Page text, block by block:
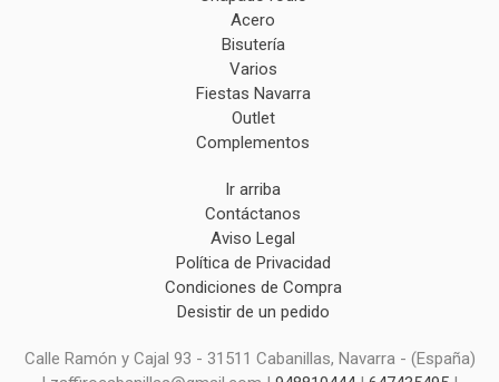
Acero
Bisutería
Varios
Fiestas Navarra
Outlet
Complementos
Ir arriba
Contáctanos
Aviso Legal
Política de Privacidad
Condiciones de Compra
Desistir de un pedido
Calle Ramón y Cajal 93 - 31511 Cabanillas, Navarra - (España)